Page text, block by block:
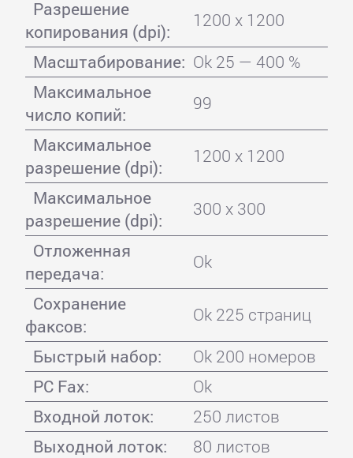
Разрешение
копирования (dpi):
1200 x 1200
Масштабирование: Ok 25 — 400 %
Максимальное
число копий:
99
Максимальное
разрешение (dpi):
1200 x 1200
Максимальное
разрешение (dpi):
300 x 300
Отложенная
передача:
Ok
Сохранение
факсов:
Ok 225 страниц
Быстрый набор:
Ok 200 номеров
PC Fax:
Ok
Входной лоток:
250 листов
Выходной лоток:
80 листов